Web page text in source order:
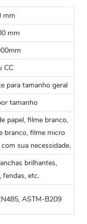
mm
mm
CC
para tamanho geral
tamanho
papel, filme branco,
branco, filme micro
sua necessidade.
brilhantes,
fendas, etc.
ASTM-B209